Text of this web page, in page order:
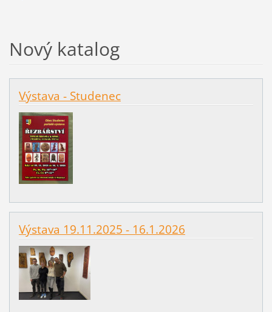
Nový katalog
Výstava - Studenec
Výstava 19.11.2025 - 16.1.2026